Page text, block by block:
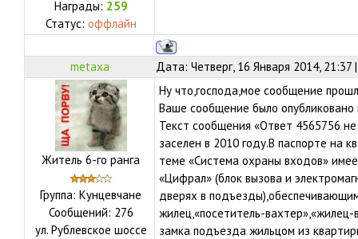
Награды: 259
Статус: оффлайн
metaxa Дата: Четверг, 16 Января 2014,
Житель 6-го ранга
Группа: Кунцевчане
Сообщений: 276
ул. Рублевское шоссе
Ну что,господа,мое сообщение
Ваше сообщение было
Текст сообщения «Ответ 4565756
заселен в 2010 году.В паспорте на
теме «Система охраны входов»
«Цифрал» (блок вызова и
дверях в
жилец,«посетитель-
замка подъезда жильцом из